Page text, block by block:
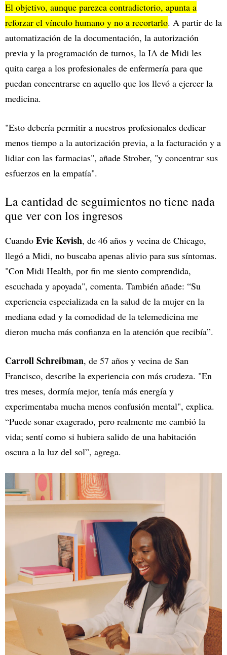
El objetivo, aunque parezca contradictorio, apunta a
reforzar el vínculo humano y no a recortarlo. A partir de la
automatización de la documentación, la autorización
previa y la programación de turnos, la IA de Midi les
quita carga a los profesionales de enfermería para que
puedan concentrarse en aquello que los llevó a ejercer la
medicina.
"Esto debería permitir a nuestros profesionales dedicar
menos tiempo a la autorización previa, a la facturación y a
lidiar con las farmacias", añade Strober, "y concentrar sus
esfuerzos en la empatía".
La cantidad de seguimientos no tiene nada
que ver con los ingresos
Cuando Evie Kevish, de 46 años y vecina de Chicago,
llegó a Midi, no buscaba apenas alivio para sus síntomas.
"Con Midi Health, por fin me siento comprendida,
escuchada y apoyada", comenta. También añade: “Su
experiencia especializada en la salud de la mujer en la
mediana edad y la comodidad de la telemedicina me
dieron mucha más confianza en la atención que recibía”.
Carroll Schreibman, de 57 años y vecina de San
Francisco, describe la experiencia con más crudeza. "En
tres meses, dormía mejor, tenía más energía y
experimentaba mucha menos confusión mental", explica.
“Puede sonar exagerado, pero realmente me cambió la
vida; sentí como si hubiera salido de una habitación
oscura a la luz del sol”, agrega.